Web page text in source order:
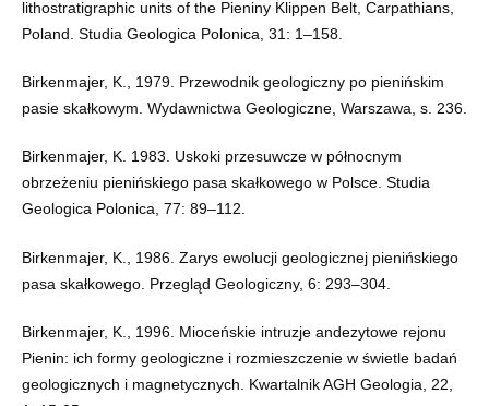
lithostratigraphic units of the Pieniny Klippen Belt, Carpathians,
Poland. Studia Geologica Polonica, 31: 1–158.
Birkenmajer, K., 1979. Przewodnik geologiczny po pienińskim
pasie skałkowym. Wydawnictwa Geologiczne, Warszawa, s. 236.
Birkenmajer, K. 1983. Uskoki przesuwcze w północnym
obrzeżeniu pienińskiego pasa skałkowego w Polsce. Studia
Geologica Polonica, 77: 89–112.
Birkenmajer, K., 1986. Zarys ewolucji geologicznej pienińskiego
pasa skałkowego. Przegląd Geologiczny, 6: 293–304.
Birkenmajer, K., 1996. Mioceńskie intruzje andezytowe rejonu
Pienin: ich formy geologiczne i rozmieszczenie w świetle badań
geologicznych i magnetycznych. Kwartalnik AGH Geologia, 22,